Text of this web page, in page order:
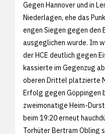
Gegen Hannover und in
Niederlagen, ehe das
engen Siegen gegen den
ausgeglichen wurde. Im
der HCE deutlich gegen
kassierte im Gegenzug
oberen Drittel platzierte
Erfolg gegen Göppingen
zweimonatige Heim-
beim 19:20 erneut
Torhüter Bertram Obling